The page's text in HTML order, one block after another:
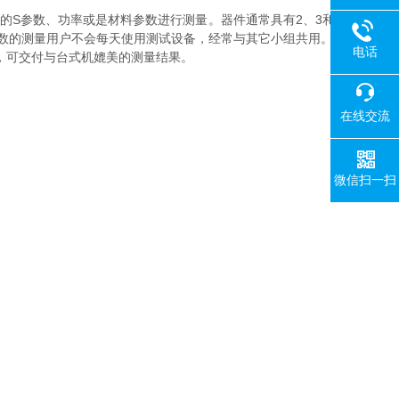
参数、功率或是材料参数进行测量。器件通常具有2、3和
测量用户不会每天使用测试设备，经常与其它小组共用。
交付与台式机媲美的测量结果。
电话
在线交流
微信扫一扫